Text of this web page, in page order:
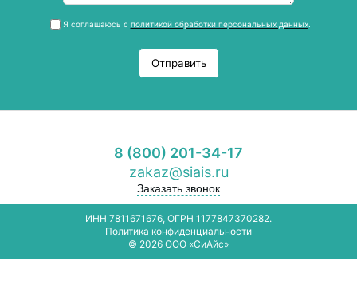
Я соглашаюсь с политикой обработки персональных данных.
Отправить
8 (800) 201-34-17
zakaz@siais.ru
Заказать звонок
ИНН 7811671676, ОГРН 1177847370282.
Политика конфиденциальности
© 2026 ООО «СиАйс»